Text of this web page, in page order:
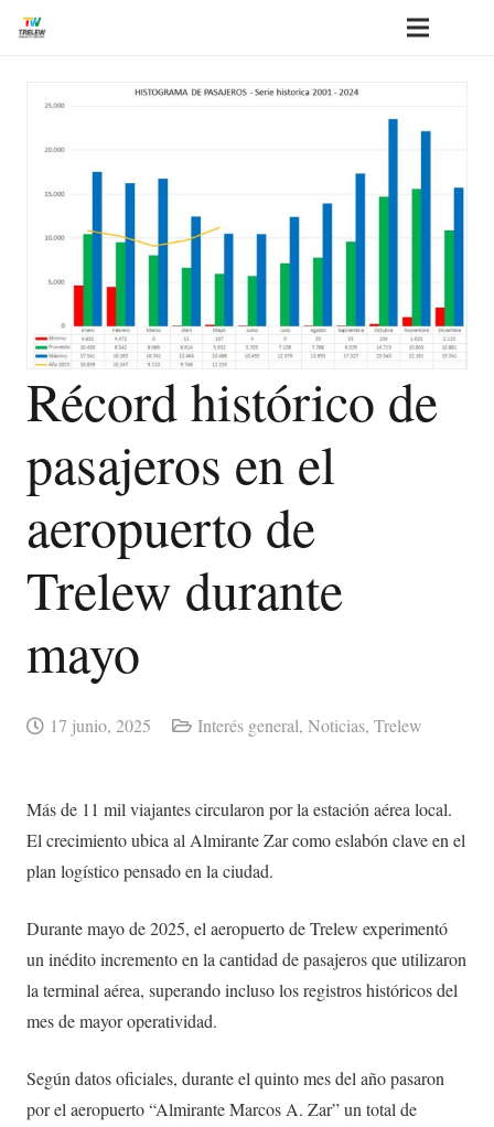
Récord histórico de
pasajeros en el
aeropuerto de
Trelew durante
mayo
17 junio, 2025 Interés general, Noticias, Trelew
Más de 11 mil viajantes circularon por la estación aérea local.
El crecimiento ubica al Almirante Zar como eslabón clave en el
plan logístico pensado en la ciudad.
Durante mayo de 2025, el aeropuerto de Trelew experimentó
un inédito incremento en la cantidad de pasajeros que utilizaron
la terminal aérea, superando incluso los registros históricos del
mes de mayor operatividad.
Según datos oficiales, durante el quinto mes del año pasaron
por el aeropuerto “Almirante Marcos A. Zar” un total de